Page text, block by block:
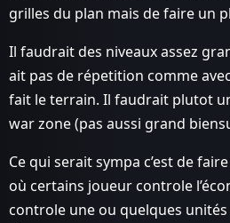
grilles du plan mais de faire un
Il faudrait des niveaux assez
ait pas de répetition comme
fait le terrain. Il faudrait plutot
war zone (pas aussi grand
Ce qui serait sympa c’est de
où certains joueur controle
controle une ou quelques unités